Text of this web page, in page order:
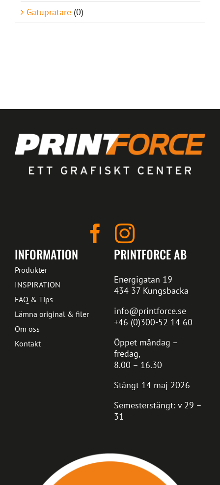
Gatupratare (0)
PRINTFORCE AB
Energigatan 19
434 37 Kungsbacka
info@printforce.se
+46 (0)300-52 14 60
Öppet måndag –
fredag,
8.00 – 16.30
Stängt 14 maj 2026
Semesterstängt: v 29 –
31
INFORMATION
Produkter
INSPIRATION
FAQ & Tips
Lämna original & filer
Om oss
Kontakt